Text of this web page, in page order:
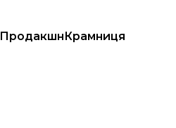
ПродакшнКрамниця